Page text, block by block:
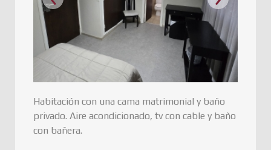
Habitación con una cama matrimonial y baño
privado. Aire acondicionado, tv con cable y baño
con bañera.